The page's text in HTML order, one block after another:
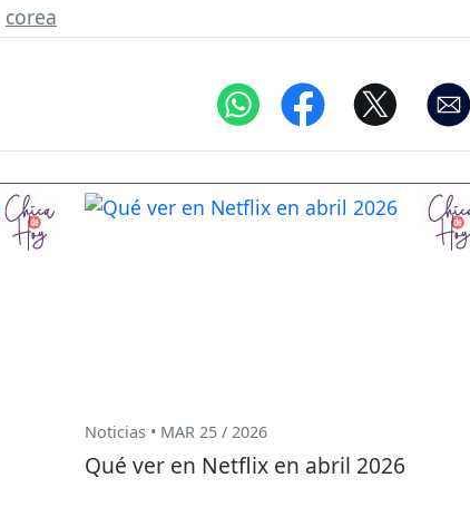
corea
Noticias • MAR 25 / 2026
Qué ver en Netflix en abril 2026